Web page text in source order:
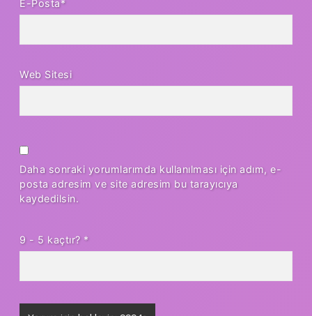
E-Posta*
Web Sitesi
Daha sonraki yorumlarımda kullanılması için adım, e-
posta adresim ve site adresim bu tarayıcıya
kaydedilsin.
9 - 5 kaçtır? *